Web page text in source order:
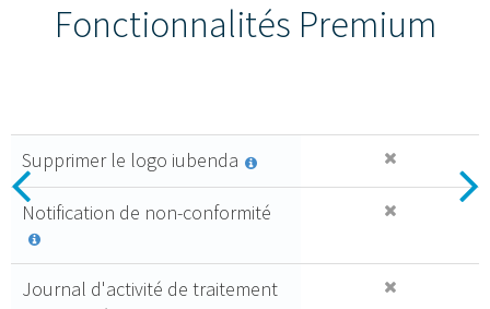
panneau de
configuration
Journal des
consentements
Fonctionnalités Premium
Previous Essential
Caratteristiche
Supprimer le logo iubenda
Notification de non-conformité
Journal d'activité de traitement